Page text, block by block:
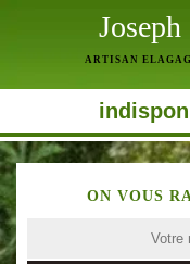
Joseph
ARTISAN
ON VOUS